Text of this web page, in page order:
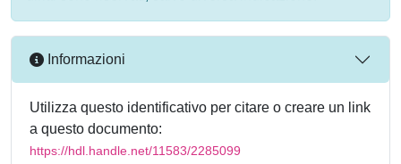
Informazioni
Utilizza questo identificativo per citare o creare un link
a questo documento:
https://hdl.handle.net/11583/2285099